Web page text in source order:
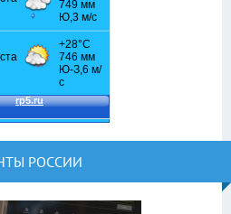
РОССИИ